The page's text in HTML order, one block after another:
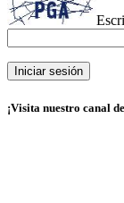
¡Visita nuestro canal